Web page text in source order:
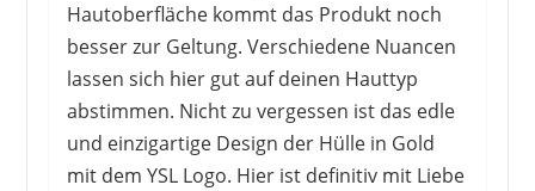
Hautoberfläche kommt das Produkt noch
besser zur Geltung. Verschiedene Nuancen
lassen sich hier gut auf deinen Hauttyp
abstimmen. Nicht zu vergessen ist das edle
und einzigartige Design der Hülle in Gold
mit dem YSL Logo. Hier ist definitiv mit Liebe